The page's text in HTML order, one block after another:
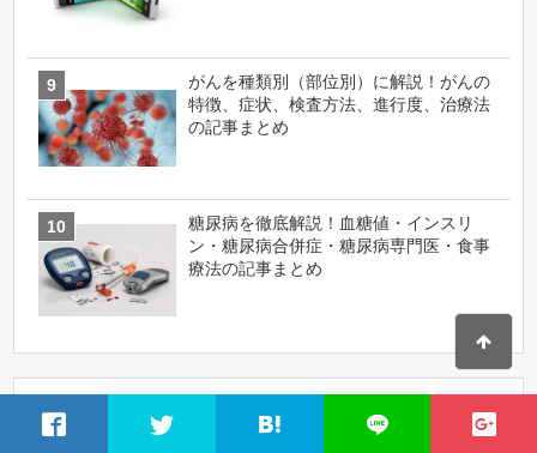
がんを種類別（部位別）に解説！がんの
特徴、症状、検査方法、進行度、治療法
の記事まとめ
糖尿病を徹底解説！血糖値・インスリ
ン・糖尿病合併症・糖尿病専門医・食事
療法の記事まとめ